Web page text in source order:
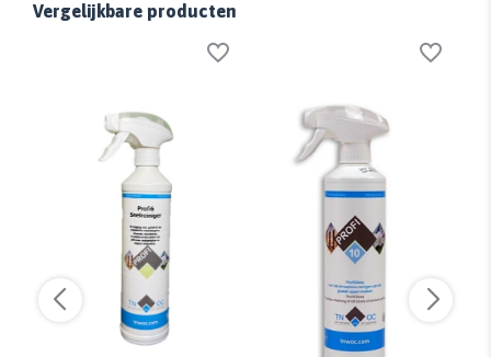
Vergelijkbare producten